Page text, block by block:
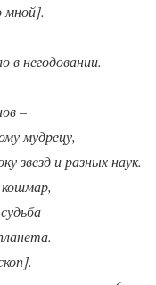
мной].
в негодовании.
–
мудрецу,
звезд и разных наук.